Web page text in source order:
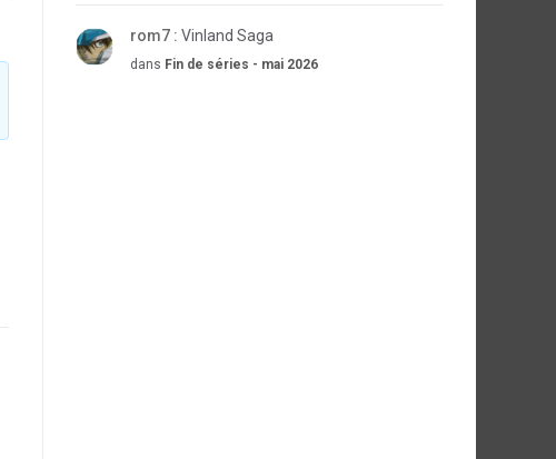
rom7 : Vinland Saga
dans Fin de séries - mai 2026